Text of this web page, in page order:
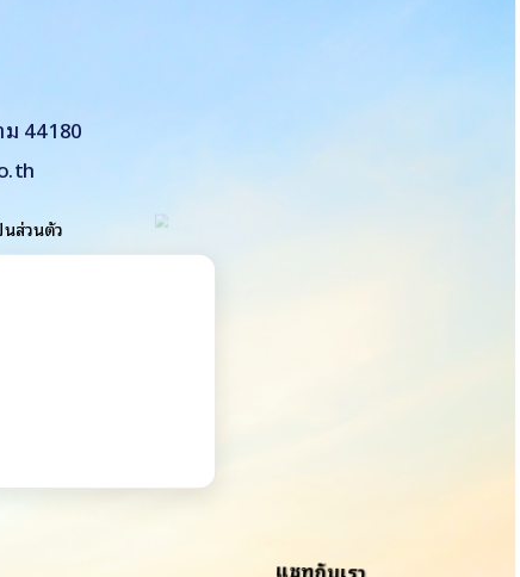
แชทกับเรา
44180
ส่วนตัว